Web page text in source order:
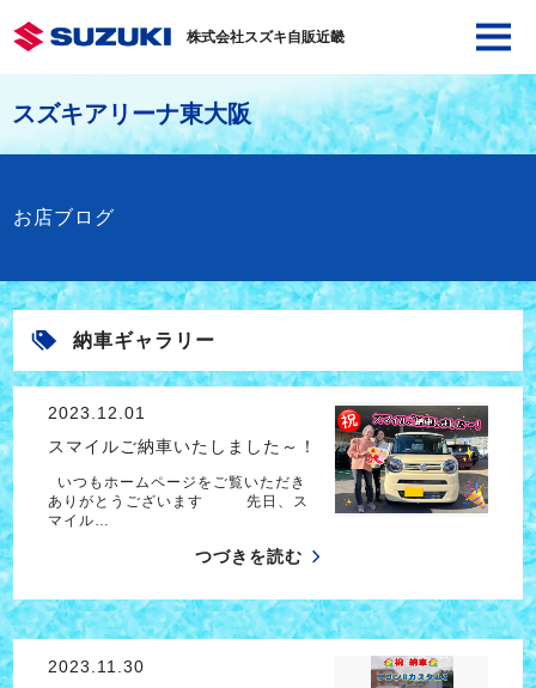
株式会社スズキ自販近畿
スズキアリーナ東大阪
お店ブログ
納車ギャラリー
2023.12.01
スマイルご納車いたしました～！
いつもホームページをご覧いただき
ありがとうございます 先日、ス
マイル…
つづきを読む
2023.11.30